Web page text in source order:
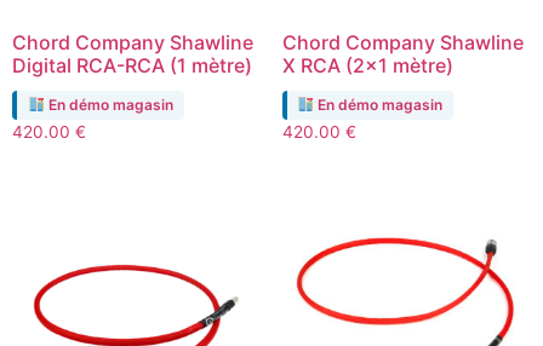
Chord Company Shawline
Digital RCA-RCA (1 mètre)
En démo magasin
420.00 €
Chord Company Shawline
X RCA (2×1 mètre)
En démo magasin
420.00 €